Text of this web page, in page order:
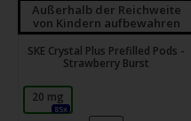
Außerhalb der Reichweite
von Kindern aufbewahren
SKE Crystal Plus Prefilled Pods -
Strawberry Burst
20 mg
85x